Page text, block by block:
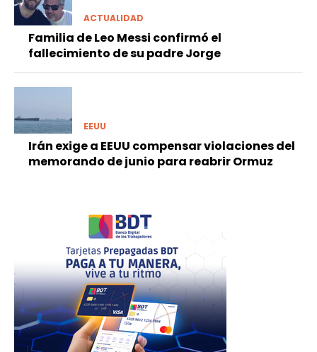
ACTUALIDAD
Familia de Leo Messi confirmó el
fallecimiento de su padre Jorge
EEUU
Irán exige a EEUU compensar violaciones del
memorando de junio para reabrir Ormuz